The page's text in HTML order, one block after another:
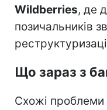
Wildberries, де
позичальників
Що зараз з
Схожі проблеми